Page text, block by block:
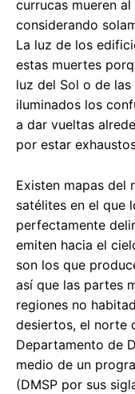
currucas mueren
considerando
La luz de los
estas muertes
luz del Sol o de
iluminados los
a dar vueltas
por estar
Existen mapas del
satélites en el que
perfectamente
emiten hacia el
son los que
así que las partes
regiones no
desiertos, el norte
Departamento de
medio de un
(DMSP por sus